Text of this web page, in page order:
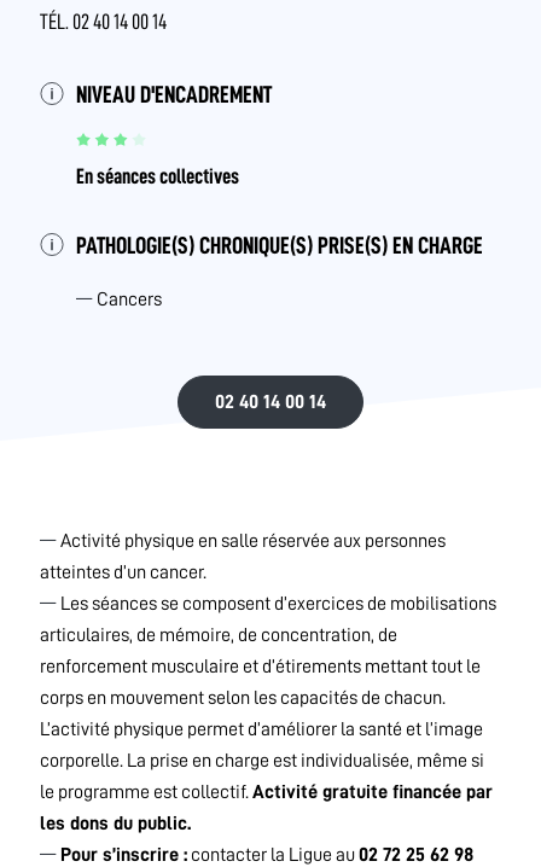
TÉL. 02 40 14 00 14
NIVEAU D'ENCADREMENT
En séances collectives
PATHOLOGIE(S) CHRONIQUE(S) PRISE(S) EN CHARGE
Cancers
02 40 14 00 14
Activité physique en salle réservée aux personnes
atteintes d’un cancer.
Les séances se composent d’exercices de mobilisations
articulaires, de mémoire, de concentration, de
renforcement musculaire et d’étirements mettant tout le
corps en mouvement selon les capacités de chacun.
L’activité physique permet d’améliorer la santé et l’image
corporelle. La prise en charge est individualisée, même si
le programme est collectif.Activité gratuite financée par
les dons du public.
Pour s’inscrire :contacter la Ligue au02 72 25 62 98